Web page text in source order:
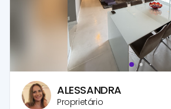
ALESSANDRA
Proprietário